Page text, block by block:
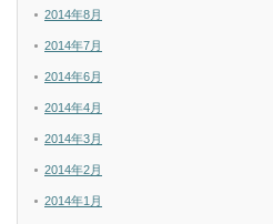
2014年8月
2014年7月
2014年6月
2014年4月
2014年3月
2014年2月
2014年1月